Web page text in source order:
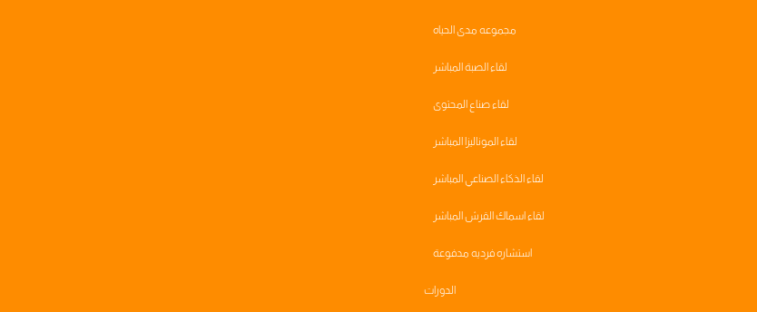
مجموعه مدى الحياه
لقاء الصبة المباشر
لقاء صناع المحتوى
لقاء الموناليزا المباشر
لقاء الذكاء الصناعي المباشر
لقاء اسماك القرش المباشر
استشاره فرديه مدفوعة
الدورات